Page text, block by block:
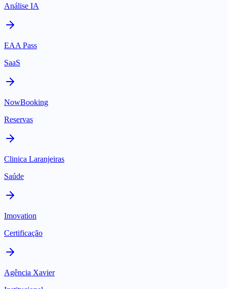
Análise IA
EAA Pass
SaaS
NowBooking
Reservas
Clinica Laranjeiras
Saúde
Imovation
Certificação
Agência Xavier